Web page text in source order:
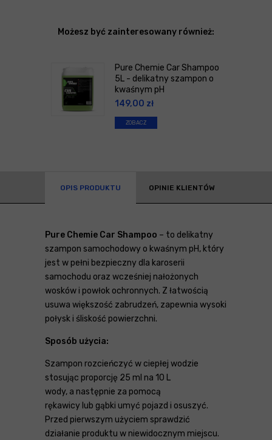
Możesz być zainteresowany również:
Pure Chemie Car Shampoo
5L - delikatny szampon o
kwaśnym pH
149,00 zł
ZOBACZ
OPIS PRODUKTU OPINIE KLIENTÓW
Pure Chemie Car Shampoo – to delikatny
szampon samochodowy o kwaśnym pH, który
jest w pełni bezpieczny dla karoserii
samochodu oraz wcześniej nałożonych
wosków i powłok ochronnych. Z łatwością
usuwa większość zabrudzeń, zapewnia wysoki
połysk i śliskość powierzchni.
Sposób użycia:
Szampon rozcieńczyć w ciepłej wodzie
stosując proporcję 25 ml na 10 L
wody, a następnie za pomocą
rękawicy lub gąbki umyć pojazd i osuszyć.
Przed pierwszym użyciem sprawdzić
działanie produktu w niewidocznym miejscu.